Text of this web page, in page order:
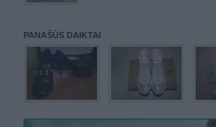
PANAŠŪS DAIKTAI